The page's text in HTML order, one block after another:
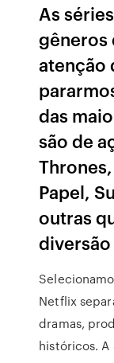
As
gêneros
atenção
das
são de
Papel,
outras
Netflix
dramas,
históricos.